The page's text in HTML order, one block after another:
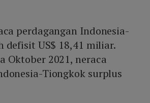
perdagangan Indonesia-
defisit US$ 18,41 miliar.
Oktober 2021, neraca
Tiongkok surplus